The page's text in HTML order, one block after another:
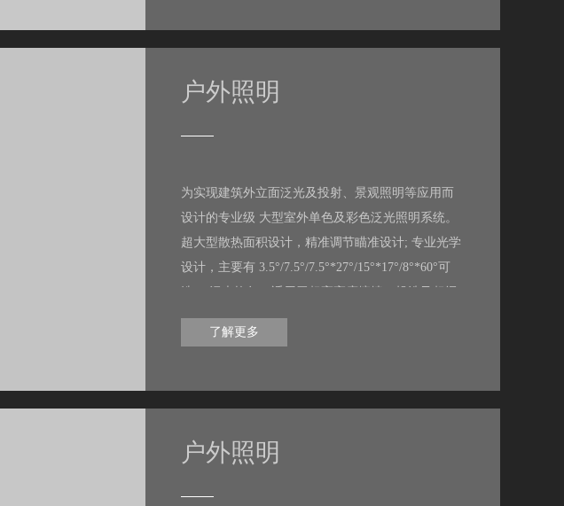
户外照明
为实现建筑外立面泛光及投射、景观照明等应用而
设计的专业级 大型室外单色及彩色泛光照明系统。
超大型散热面积设计，精准调节瞄准设计; 专业光学
设计，主要有 3.5°/7.5°/7.5°*27°/15°*17°/8°*60°可
距离投射应用。
了解更多
户外照明